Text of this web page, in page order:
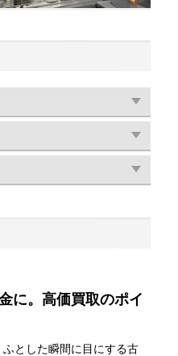
に。高価買取のポイ
とした瞬間に目にする古